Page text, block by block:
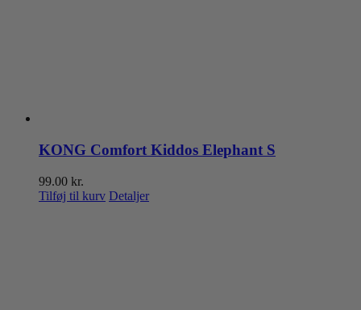
KONG Comfort Kiddos Elephant S
99.00 kr.
Tilføj til kurv Detaljer